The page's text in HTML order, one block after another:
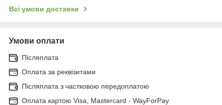
Всі умови доставки
Умови оплати
Післяплата
Оплата за реквізитами
Післяплата з частковою передоплатою
Оплата картою Visa, Mastercard - WayForPay